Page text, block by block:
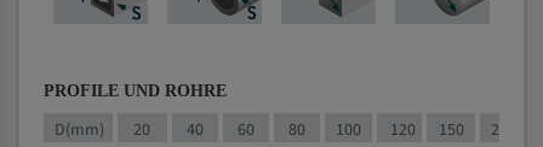
PROFILE UND ROHRE
D(mm) 20 40 60 80 100 120 150 200